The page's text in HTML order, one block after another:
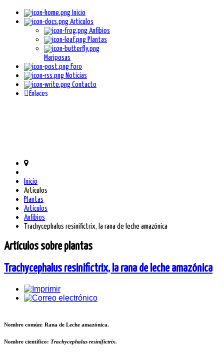
Inicio
Artículos
Anfibios
Plantas
Mariposas
Foro
Noticias
Contacto
Enlaces
Inicio
Artículos
Plantas
Artículos
Anfibios
Trachycephalus resinifictrix, la rana de leche amazónica
Artículos sobre plantas
Trachycephalus resinifictrix, la rana de leche amazónica
Nombre común: Rana de Leche amazónica.
Nombre científico: Trachycephalus resinifictrix.